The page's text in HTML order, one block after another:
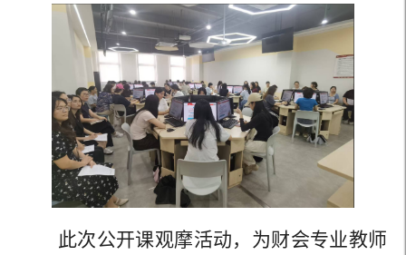
此次公开课观摩活动，为财会专业教师